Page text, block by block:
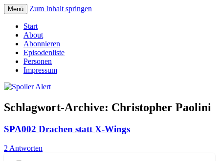
Spoiler Alert
Erfahrungshintergrund
Menü Zum Inhalt springen
Start
About
Abonnieren
Episodenliste
Personen
Impressum
Schlagwort-Archive: Christopher Paolini
SPA002 Drachen statt X-Wings
2 Antworten